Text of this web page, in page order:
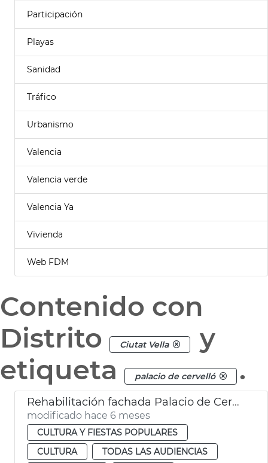
Participación
Playas
Sanidad
Tráfico
Urbanismo
Valencia
Valencia verde
Valencia Ya
Vivienda
Web FDM
Contenido con
Distrito
Ciutat Vella
y
etiqueta
palacio de cervelló .
Rehabilitación fachada Palacio de Cervelló
modificado hace 6 meses
CULTURA Y FIESTAS POPULARES
CULTURA
TODAS LAS AUDIENCIAS